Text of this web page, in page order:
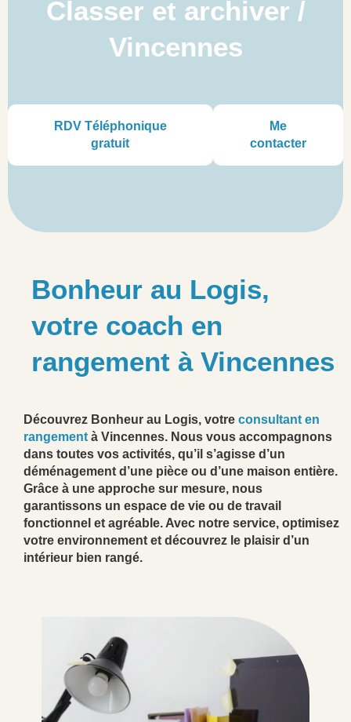
Classer et archiver /
Vincennes
RDV Téléphonique
gratuit
Me
contacter
Bonheur au Logis,
votre coach en
rangement à Vincennes
Découvrez Bonheur au Logis, votre consultant en
rangement à Vincennes. Nous vous accompagnons
dans toutes vos activités, qu’il s’agisse d’un
déménagement d’une pièce ou d’une maison entière.
Grâce à une approche sur mesure, nous
garantissons un espace de vie ou de travail
fonctionnel et agréable. Avec notre service, optimisez
votre environnement et découvrez le plaisir d’un
intérieur bien rangé.